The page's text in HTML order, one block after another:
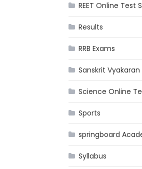
REET Online Test
Results
RRB Exams
Sanskrit
Science Online
Sports
springboard
Syllabus